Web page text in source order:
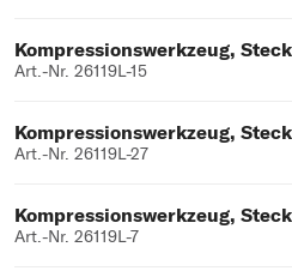
Kompressionswerkzeug,
Art.-Nr. 26119L-15
Kompressionswerkzeug,
Art.-Nr. 26119L-27
Kompressionswerkzeug,
Art.-Nr. 26119L-7